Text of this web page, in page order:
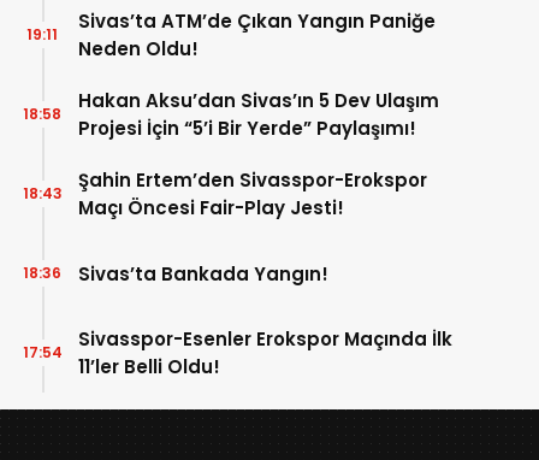
Sivas’ta ATM’de Çıkan Yangın Paniğe
Neden Oldu!
19:11
Hakan Aksu’dan Sivas’ın 5 Dev Ulaşım
Projesi İçin “5’i Bir Yerde” Paylaşımı!
18:58
Şahin Ertem’den Sivasspor-Erokspor
Maçı Öncesi Fair-Play Jesti!
18:43
Sivas’ta Bankada Yangın!
18:36
Sivasspor-Esenler Erokspor Maçında İlk
11’ler Belli Oldu!
17:54